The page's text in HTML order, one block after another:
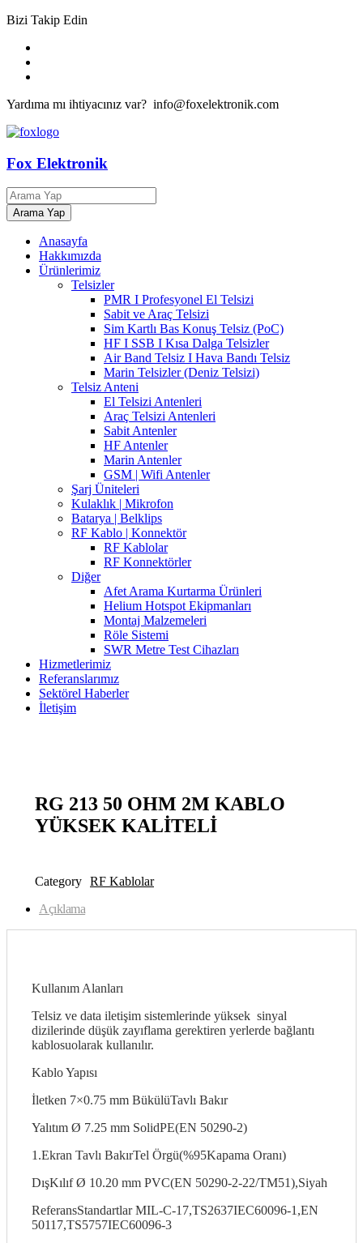
Bizi Takip Edin
Yardıma mı ihtiyacınız var? info@foxelektronik.com
Fox Elektronik
Anasayfa
Hakkımızda
Ürünlerimiz
Telsizler
PMR I Profesyonel El Telsizi
Sabit ve Araç Telsizi
Sim Kartlı Bas Konuş Telsiz (PoC)
HF I SSB I Kısa Dalga Telsizler
Air Band Telsiz I Hava Bandı Telsiz
Marin Telsizler (Deniz Telsizi)
Telsiz Anteni
El Telsizi Antenleri
Araç Telsizi Antenleri
Sabit Antenler
HF Antenler
Marin Antenler
GSM | Wifi Antenler
Şarj Üniteleri
Kulaklık | Mikrofon
Batarya | Belklips
RF Kablo | Konnektör
RF Kablolar
RF Konnektörler
Diğer
Afet Arama Kurtarma Ürünleri
Helium Hotspot Ekipmanları
Montaj Malzemeleri
Röle Sistemi
SWR Metre Test Cihazları
Hizmetlerimiz
Referanslarımız
Sektörel Haberler
İletişim
RG 213 50 OHM 2M KABLO
YÜKSEK KALİTELİ
Category RF Kablolar
Açıklama
Kullanım Alanları
Telsiz ve data iletişim sistemlerinde yüksek sinyal
dizilerinde düşük zayıflama gerektiren yerlerde bağlantı
kablosuolarak kullanılır.
Kablo Yapısı
İletken 7×0.75 mm BükülüTavlı Bakır
Yalıtım Ø 7.25 mm SolidPE(EN 50290-2)
1.Ekran Tavlı BakırTel Örgü(%95Kapama Oranı)
DışKılıf Ø 10.20 mm PVC(EN 50290-2-22/TM51),Siyah
ReferansStandartlar MIL-C-17,TS2637IEC60096-1,EN
50117,TS5757IEC60096-3